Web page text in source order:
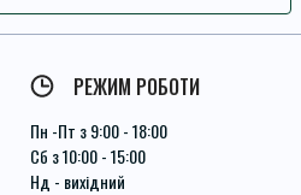
РЕЖИМ РОБОТИ
Пн -Пт з 9:00 - 18:00
Сб з 10:00 - 15:00
Нд - вихідний